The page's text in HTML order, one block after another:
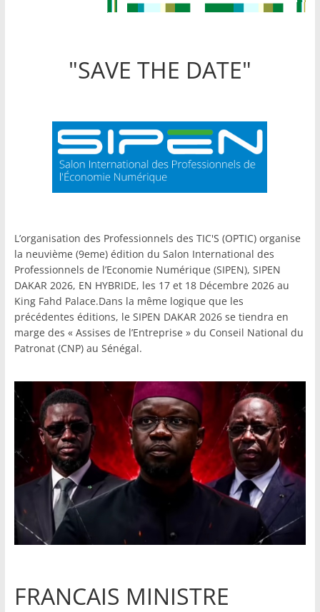
"SAVE THE DATE"
L’organisation des Professionnels des TIC'S (OPTIC) organise
la neuvième (9eme) édition du Salon International des
Professionnels de l’Economie Numérique (SIPEN), SIPEN
DAKAR 2026, EN HYBRIDE, les 17 et 18 Décembre 2026 au
King Fahd Palace.Dans la même logique que les
précédentes éditions, le SIPEN DAKAR 2026 se tiendra en
marge des « Assises de l’Entreprise » du Conseil National du
Patronat (CNP) au Sénégal.
FRANCAIS MINISTRE